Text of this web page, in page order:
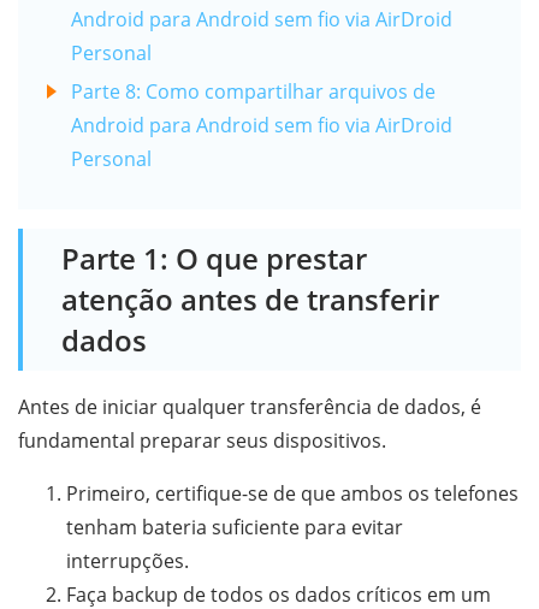
Android para Android sem fio via AirDroid
Personal
Parte 8: Como compartilhar arquivos de
Android para Android sem fio via AirDroid
Personal
Parte 1: O que prestar
atenção antes de transferir
dados
Antes de iniciar qualquer transferência de dados, é
fundamental preparar seus dispositivos.
Primeiro, certifique-se de que ambos os telefones
tenham bateria suficiente para evitar
interrupções.
Faça backup de todos os dados críticos em um